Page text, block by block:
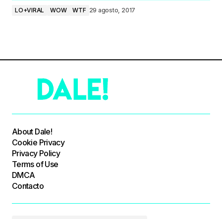
LO+VIRAL WOW WTF 29 agosto, 2017
About Dale!
Cookie Privacy
Privacy Policy
Terms of Use
DMCA
Contacto